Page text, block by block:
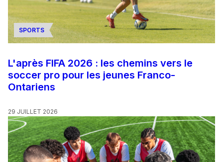
SPORTS
L'après FIFA 2026 : les chemins vers le
soccer pro pour les jeunes Franco-
Ontariens
29 JUILLET 2026